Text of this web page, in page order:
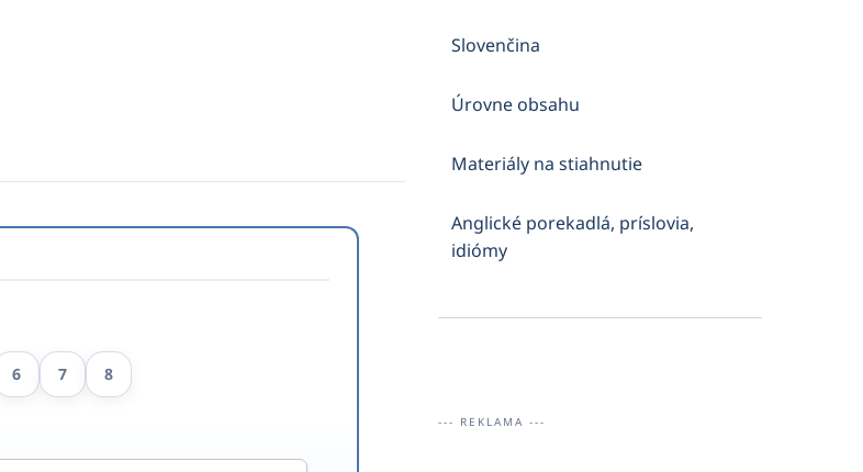
6 7 8
Slovenčina
Úrovne obsahu
Materiály na stiahnutie
Anglické porekadlá, príslovia,
idiómy
--- REKLAMA ---